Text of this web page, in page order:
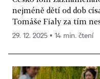
nejméně dětí od dob
Tomáše Fialy za tím
29. 12. 2025 ▪ 14 min. čtení